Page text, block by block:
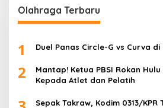
Olahraga Terbaru
1 Duel Panas Circle-G vs Curva
2
Mantap! Ketua PBSI Rokan
Kepada Atlet dan Pelatih
Sepak Takraw, Kodim 0313/KPR